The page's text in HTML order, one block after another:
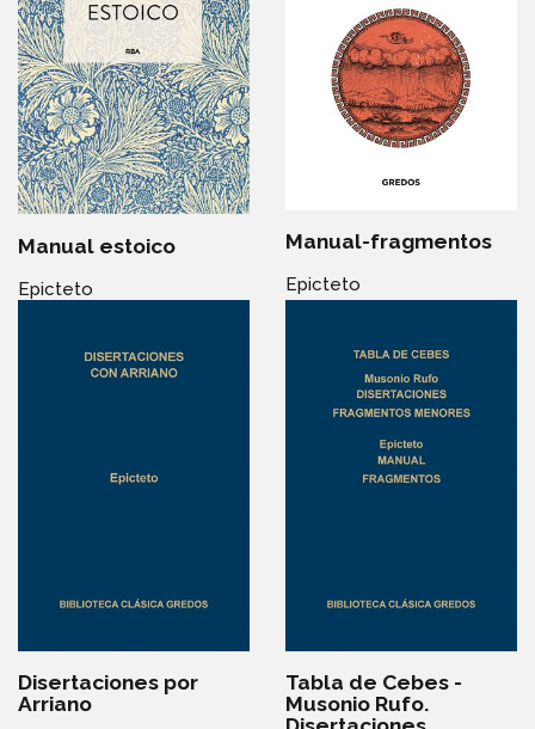
Manual estoico
Epicteto
Manual-fragmentos
Epicteto
Disertaciones por
Arriano
Tabla de Cebes -
Musonio Rufo.